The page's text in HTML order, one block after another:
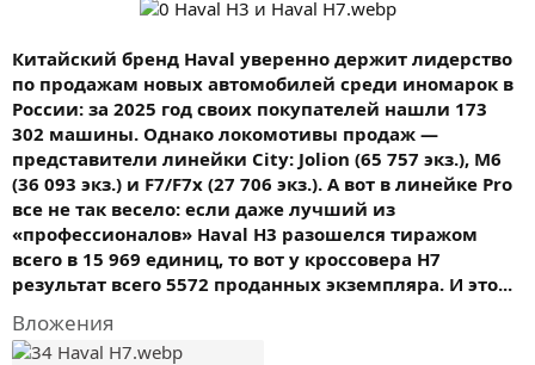
Китайский бренд Haval уверенно держит лидерство
по продажам новых автомобилей среди иномарок в
России: за 2025 год своих покупателей нашли 173
302 машины. Однако локомотивы продаж —
представители линейки City: Jolion (65 757 экз.), M6
(36 093 экз.) и F7/F7x (27 706 экз.). А вот в линейке Pro
все не так весело: если даже лучший из
«профессионалов» Haval H3 разошелся тиражом
всего в 15 969 единиц, то вот у кроссовера H7
результат всего 5572 проданных экземпляра. И это...
Вложения